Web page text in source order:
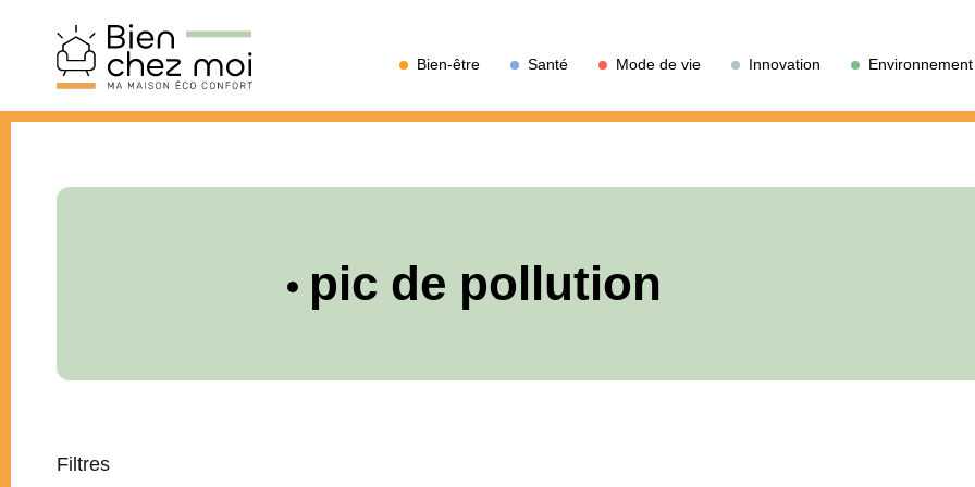
Bien-être Santé Mode de vie Innovation Environnement
pic de pollution
Filtres